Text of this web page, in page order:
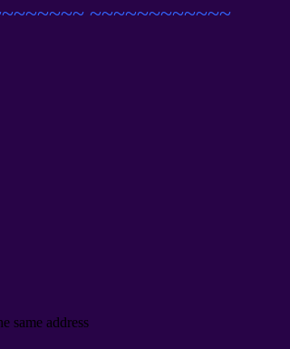
~~~~~~~~~~~~
same address